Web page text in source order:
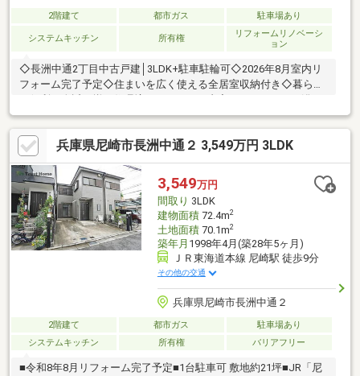
2階建て 都市ガス 駐車場あり
システムキッチン 所有権
リフォームリノベーシ
ョン
◇長洲中通2丁目中古戸建│3LDK+駐車駐輪可◇2026年8月室内リ
フォーム完了予定◇住まいを広く使える全居室収納付き◇暮らし
の便利が身近に揃う住環境～リフォーム内容～・キッチン・浴
室・トイレ・洗面化粧台・クロス・フローリング・網戸・ＣＦ・
白蟻点検・給湯器交換・建具交換・室内クリーニング等【周辺施
設】清和小学校：徒歩7分小田中学校：徒歩6分サンディ尼崎長洲
店：徒歩4分セブンイレブン尼崎長洲本通1丁目店：徒歩4分尼崎
長洲本通郵便局：徒歩7分大門川緑地：徒歩5分間取りや設備な
ど、詳しくはお気軽にお問合せください。皆様からのご連絡を心
よりお待ちしております。
兵庫県尼崎市長洲中通２ 3,549万円 3LDK
3,549万円
間取り 3LDK
建物面積72.4m2
土地面積70.1m2
築年月 1998年4月(築28年5ヶ月)
ＪＲ東海道本線 尼崎駅 徒歩9分
その他の交通
兵庫県尼崎市長洲中通２
2階建て 都市ガス
駐車場あり
システムキッチン
所有権 バリアフリー
■令和8年8月リフォーム完了予定■1台駐車可 敷地約21坪■JR「尼